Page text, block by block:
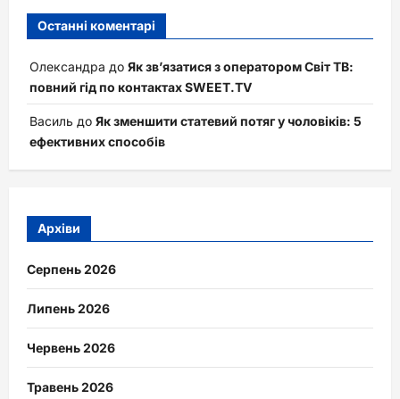
Останні коментарі
Олександра до Як зв’язатися з оператором Світ ТВ:
повний гід по контактах SWEET.TV
Василь до Як зменшити статевий потяг у чоловіків: 5
ефективних способів
Архіви
Серпень 2026
Липень 2026
Червень 2026
Травень 2026